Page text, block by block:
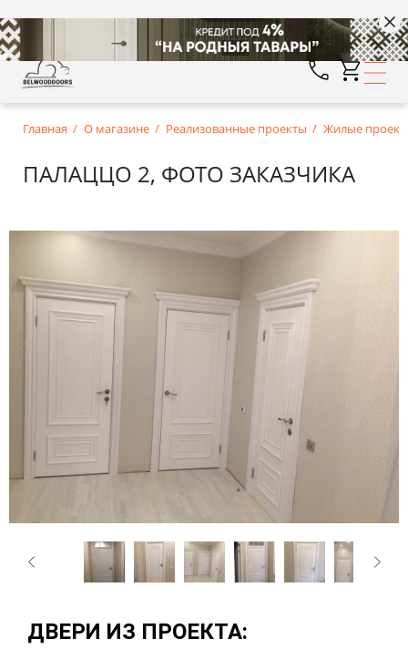
Главная О магазине Реализованные проекты Жилые
ПАЛАЦЦО 2, ФОТО ЗАКАЗЧИКА
ДВЕРИ ИЗ ПРОЕКТА: